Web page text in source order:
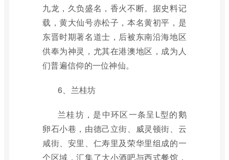
九龙，久负盛名，香火不断。据史料记
载，黄大仙号赤松子，本名黄初平，是
东晋时期著名道士，后被东南沿海地区
供奉为神灵，尤其在港澳地区，成为人
们普遍信仰的一位神仙。
6、兰桂坊
兰桂坊，是中环区一条呈L型的鹅
卵石小巷，由德己立街、威灵顿街、云
咸街、安里、仁寿里及荣华里组成的一
个区域，汇集了大小酒吧与西式餐馆，